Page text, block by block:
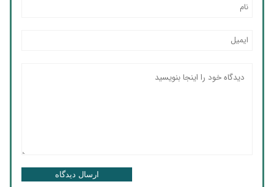
ارسال دیدگاه